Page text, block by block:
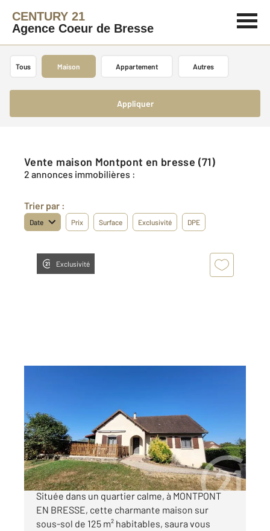
CENTURY 21
Agence Coeur de Bresse
Tous Maison Appartement Autres
Appliquer
Vente maison Montpont en bresse (71)
2 annonces immobilières :
Trier par :
Date Prix Surface Exclusivité DPE
Exclusivité
Maison à vendre
259 000 €
EXCLUSIVITE CENTURY21 COEUR DE BRESSE
Située dans un quartier calme, à MONTPONT
EN BRESSE, cette charmante maison sur
sous-sol de 125 m² habitables, saura vous